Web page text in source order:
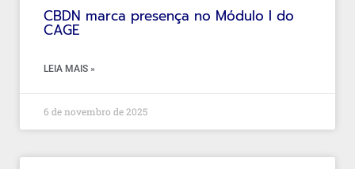
CBDN marca presença no Módulo I do
CAGE
LEIA MAIS »
6 de novembro de 2025